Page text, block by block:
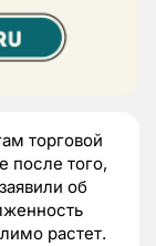
торговой
после того,
об
растет.